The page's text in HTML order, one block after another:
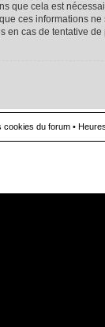
que cela est
ces informations ne
en cas de tentative de
cookies du forum •